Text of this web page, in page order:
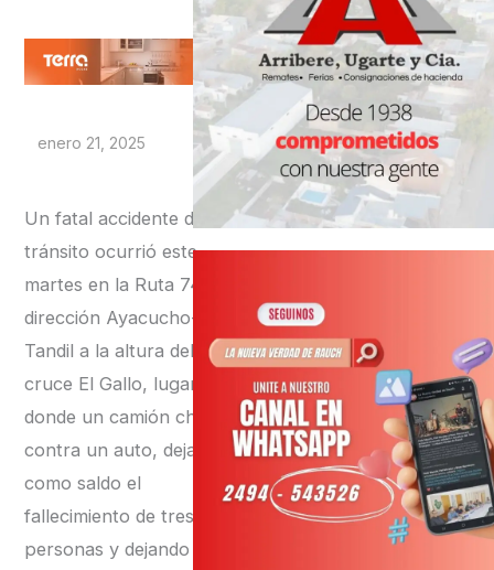
enero 21, 2025
Un fatal accidente de
tránsito ocurrió este
martes en la Ruta 74 en
dirección Ayacucho-
Tandil a la altura del
cruce El Gallo, lugar
donde un camión chocó
contra un auto, dejando
como saldo el
fallecimiento de tres
personas y dejando